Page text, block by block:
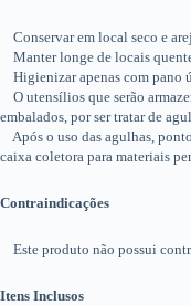
Conservar em local seco e
Manter longe de locais
Higienizar apenas com pano
O utensílios que serão
embalados, por ser tratar de
Após o uso das agulhas,
caixa coletora para materiais
Contraindicações
Este produto não possui
Itens Inclusos